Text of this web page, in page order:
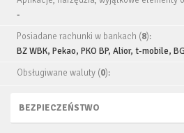
-
Posiadane rachunki w bankach (8):
BZ WBK, Pekao, PKO BP, Alior, t-mobile,
Obsługiwane waluty (0):
BEZPIECZEŃSTWO